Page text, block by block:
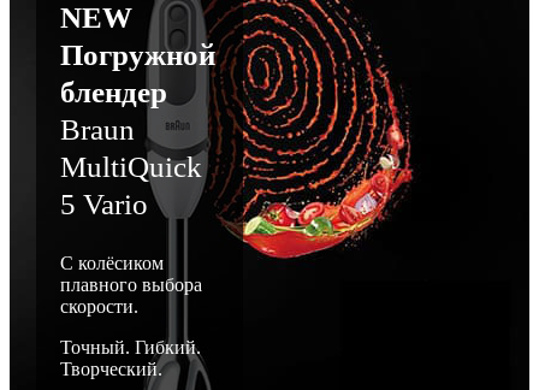
NEW
Погружной
блендер
Braun
MultiQuick
5 Vario
С колёсиком
плавного выбора
скорости.
Точный. Гибкий.
Творческий.